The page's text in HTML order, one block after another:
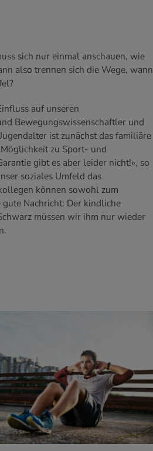
sich nur einmal anschauen, wie
also trennen sich die Wege, wann
auf unseren
Bewegungswissenschaftler und
ist zunächst das familiäre
zu Sport- und
gibt es aber leider nicht!», so
soziales Umfeld das
können sowohl zum
Nachricht: Der kindliche
müssen wir ihm nur wieder